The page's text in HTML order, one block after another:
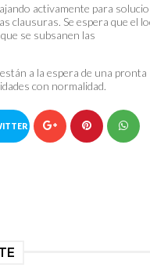
activamente para
clausuras. Se espera que el
se subsanen las
a la espera de una pronta
con normalidad.